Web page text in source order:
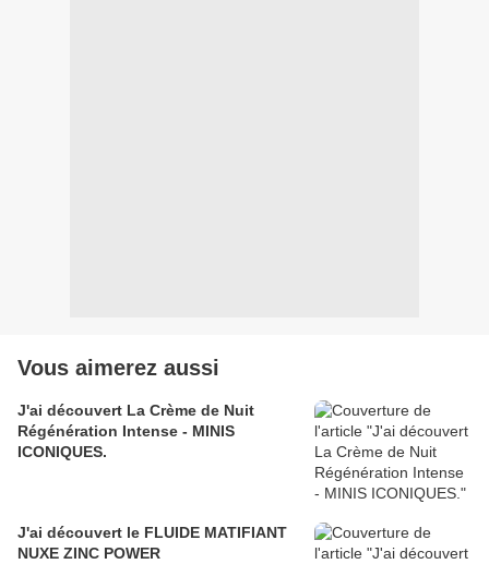
Vous aimerez aussi
J'ai découvert La Crème de Nuit
Régénération Intense - MINIS
ICONIQUES.
J'ai découvert le FLUIDE MATIFIANT
NUXE ZINC POWER